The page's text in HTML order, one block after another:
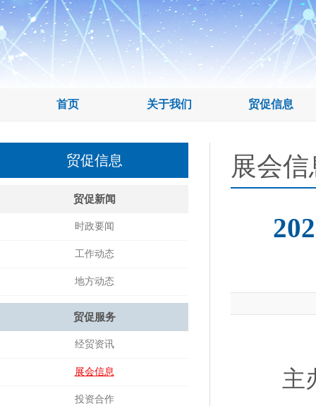
首页 关于我们 贸促信息
贸促信息
贸促新闻
时政要闻
工作动态
地方动态
贸促服务
经贸资讯
展会信息
投资合作
展会信
主